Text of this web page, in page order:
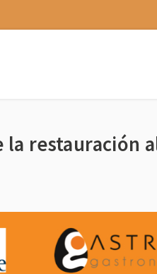
la restauración